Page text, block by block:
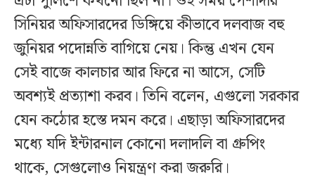
সিনিয়র অফিসারদের ডিঙ্গিয়ে কীভাবে দলবাজ বহু
জুনিয়র পদোন্নতি বাগিয়ে নেয়। কিন্তু এখন যেন
সেই বাজে কালচার আর ফিরে না আসে, সেটি
অবশ্যই প্রত্যাশা করব। তিনি বলেন, এগুলো সরকার
যেন কঠোর হস্তে দমন করে। এছাড়া অফিসারদের
মধ্যে যদি ইন্টারনাল কোনো দলাদলি বা গ্রুপিং
থাকে, সেগুলোও নিয়ন্ত্রণ করা জরুরি।